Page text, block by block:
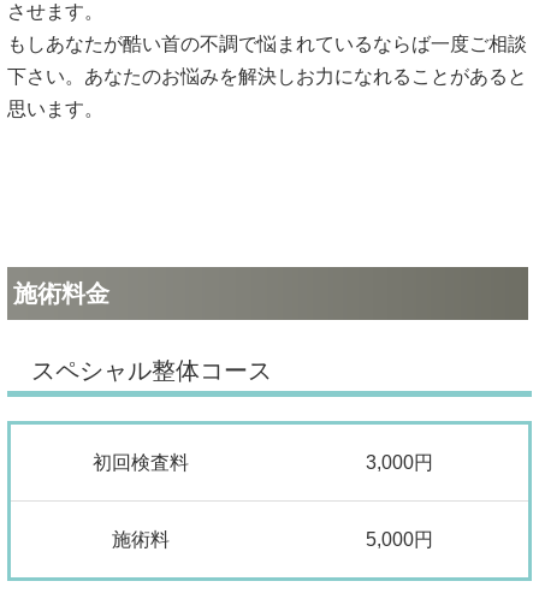
させます。
もしあなたが酷い首の不調で悩まれているならば一度ご相談
下さい。あなたのお悩みを解決しお力になれることがあると
思います。
施術料金
スペシャル整体コース
初回検査料 3,000円
施術料 5,000円